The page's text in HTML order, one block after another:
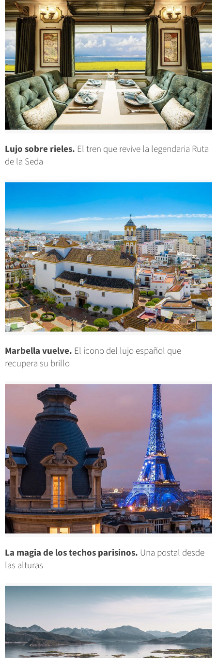
Lujo sobre rieles. El tren que revive la legendaria Ruta
de la Seda
Marbella vuelve. El ícono del lujo español que
recupera su brillo
La magia de los techos parisinos. Una postal desde
las alturas